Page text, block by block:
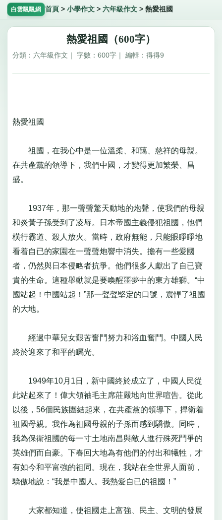
白雲飄飄網 首頁 > 小學作文> 六年級作文> 熱愛祖國
熱愛祖國（600字）
分類：六年級作文｜ 字數：600字｜ 編輯：得得9
熱愛祖國
祖國，在我心中是一位溫柔、和藹、慈祥的母親。
在共產黨的領導下，我們中國，才變得更加繁榮、昌
盛。
1937年，那一聲聲驚天動地的炮聲，使我們的母親
和炎黃子孫受到了凌辱。日本帝國主義侵犯祖國，他們
橫行霸道、殺人放火。當時，政府無能，只能眼睜睜地
看着自已的家園在一聲聲炮響中消失。擔有一些愛國
者，仍然與日本侵略者抗爭。他們很多人獻出了自已寶
貴的生命。這種舉動就是要喚醒噩夢中的東方雄獅。“中
國站起！中國站起！”那一聲聲堅定的口號，震悍了祖國
的大地。
經過中華兒女艱苦奮鬥努力和浴血奮鬥。中國人民
終於迎來了和平的矚光。
1949年10月1日，新中國終於成立了，中國人民從
此站起來了！偉大領袖毛主席莊嚴地向世界喧告。從此
以後，56個民族團結起來，在共產黨的領導下，捍衛着
祖國母親。我作為祖國母親的子孫而感到驕傲。同時，
我為保衛祖國的每一寸土地南昌與敵人進行殊死鬥爭的
英雄們而自豪。下春回大地為有他們的付出和犧牲，才
有如今和平富強的祖同。現在，我站在全世界人面前，
驕傲地說：“我是中國人。我熱愛自已的祖國！”
大家都知道，使祖國走上富強、民主、文明的發展